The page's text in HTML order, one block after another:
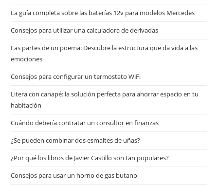
La guía completa sobre las baterías 12v para modelos Mercedes
Consejos para utilizar una calculadora de derivadas
Las partes de un poema: Descubre la estructura que da vida a las
emociones
Consejos para configurar un termostato WiFi
Litera con canapé: la solución perfecta para ahorrar espacio en tu
habitación
Cuándo debería contratar un consultor en finanzas
¿Se pueden combinar dos esmaltes de uñas?
¿Por qué los libros de Javier Castillo son tan populares?
Consejos para usar un horno de gas butano